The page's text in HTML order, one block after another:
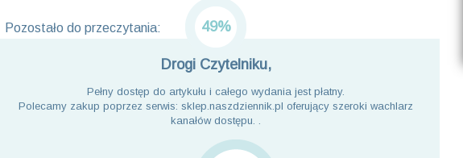
Pozostało do przeczytania: 49%
Drogi Czytelniku,
Pełny dostęp do artykułu i całego wydania jest płatny.
Polecamy zakup poprzez serwis: sklep.naszdziennik.pl oferujący szeroki wachlarz
kanałów dostępu. .